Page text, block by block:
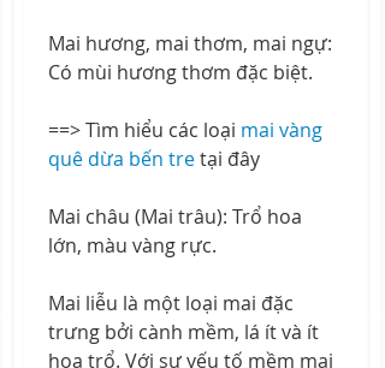
Mai hương, mai thơm, mai ngự:
Có mùi hương thơm đặc biệt.
==> Tìm hiểu các loại mai vàng
quê dừa bến tre tại đây
Mai châu (Mai trâu): Trổ hoa
lớn, màu vàng rực.
Mai liễu là một loại mai đặc
trưng bởi cành mềm, lá ít và ít
hoa trổ. Với sự yếu tố mềm mại